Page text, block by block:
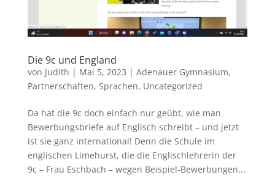
Die 9c und England
von Judith | Mai 5, 2023 | Adenauer Gymnasium,
Partnerschaften, Sprachen, Uncategorized
Da hat die 9c doch einfach nur geübt, wie man
Bewerbungsbriefe auf Englisch schreibt – und jetzt
ist sie ganz international! Denn die Schule im
englischen Limehurst, die die Englischlehrerin der
9c – Frau Eschbach – wegen Beispiel-Bewerbungen...